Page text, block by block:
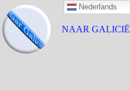
NAAR GALICIË
Nederlands